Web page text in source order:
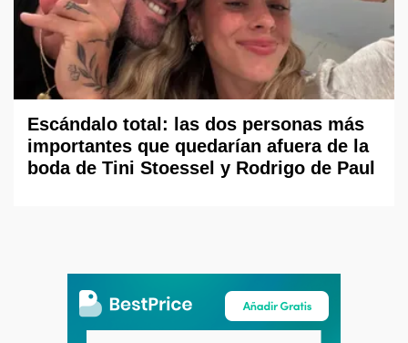
Escándalo total: las dos personas más
importantes que quedarían afuera de la
boda de Tini Stoessel y Rodrigo de Paul